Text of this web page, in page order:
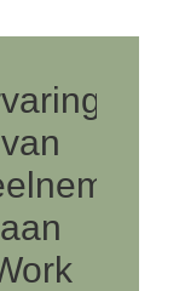
van
aan